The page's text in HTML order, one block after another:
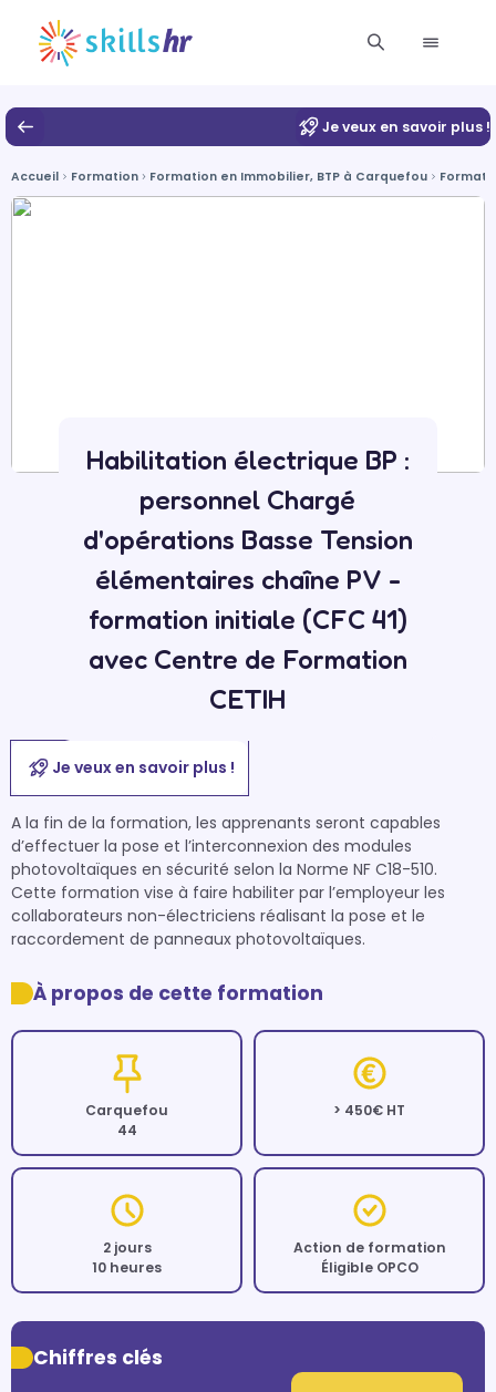
Je veux en savoir plus !
Accueil Formation Formation en Immobilier, BTP à Carquefou
Habilitation électrique BP :
personnel Chargé
d'opérations Basse Tension
élémentaires chaîne PV -
formation initiale (CFC 41)
avec Centre de Formation
CETIH
Je veux en savoir plus !
A la fin de la formation, les apprenants seront capables
d’effectuer la pose et l’interconnexion des modules
photovoltaïques en sécurité selon la Norme NF C18-510.
Cette formation vise à faire habiliter par l’employeur les
collaborateurs non-électriciens réalisant la pose et le
raccordement de panneaux photovoltaïques.
À propos de cette formation
Carquefou
44
> 450€ HT
2 jours
10 heures
Action de formation
Éligible OPCO
Chiffres clés